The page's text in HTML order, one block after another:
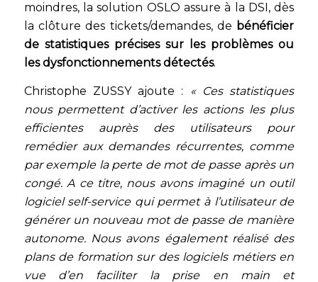
moindres, la solution OSLO assure à la DSI, dès
la clôture des tickets/demandes, de bénéficier
de statistiques précises sur les problèmes ou
les dysfonctionnements détectés.
Christophe ZUSSY ajoute :
« Ces statistiques
nous permettent d’activer les actions les plus
efficientes auprès des utilisateurs pour
remédier aux demandes récurrentes, comme
par exemple la perte de mot de passe après un
congé. A ce titre, nous avons imaginé un outil
logiciel self-service qui permet à l’utilisateur de
générer un nouveau mot de passe de manière
autonome. Nous avons également réalisé des
plans de formation sur des logiciels métiers en
vue d’en faciliter la prise en main et